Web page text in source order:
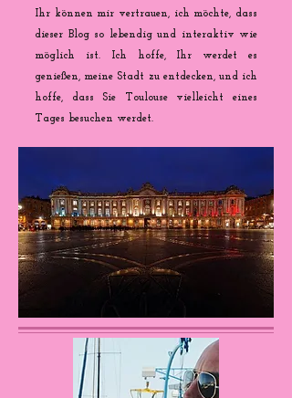
Ihr können mir vertrauen, ich möchte, dass
dieser Blog so lebendig und interaktiv wie
möglich ist. Ich hoffe, Ihr werdet es
genießen, meine Stadt zu entdecken, und ich
hoffe, dass Sie Toulouse vielleicht eines
Tages besuchen werdet.